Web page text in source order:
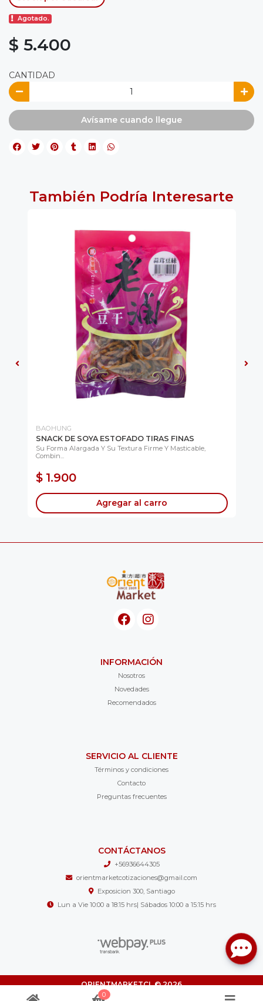
Agotado.
$ 5.400
CANTIDAD
Avísame cuando llegue
También Podría Interesarte
BAOHUNG
SNACK DE SOYA ESTOFADO TIRAS FINAS
Su Forma Alargada Y Su Textura Firme Y Masticable,
Combin...
$ 1.900
Agregar al carro
INFORMACIÓN
Nosotros
Novedades
Recomendados
SERVICIO AL CLIENTE
Términos y condiciones
Contacto
Preguntas frecuentes
CONTÁCTANOS
+56936644305
orientmarketcotizaciones@gmail.com
Exposicion 300, Santiago
Lun a Vie 10:00 a 18:15 hrs| Sábados 10:00 a 15:15 hrs
ORIENTMARKETCL © 2026
¿Te gusta mi tienda? Yo vendo con
0